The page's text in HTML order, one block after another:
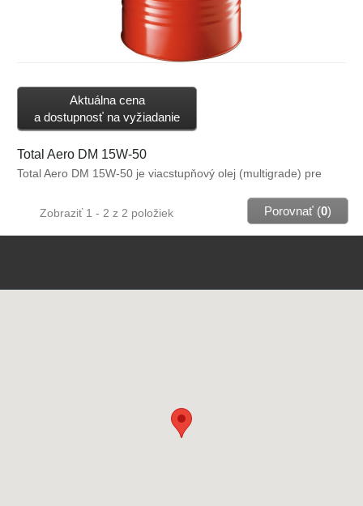
Aktuálna cena
a dostupnosť na vyžiadanie
Total Aero DM 15W-50
Total Aero DM 15W-50 je viacstupňový olej (multigrade) pre
letecké motory a motory pracujúce v náročných klimatických
podmienkach. Obsahuje aditíva typu LW 16702. Schválené:
FAA AD-80-04-03R2 par.b1.(nie je nutná dodatočná aditivácia )
Zobraziť 1 - 2 z 2 položiek Porovnať (0)